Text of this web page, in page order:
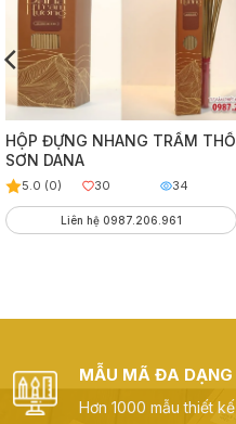
HỘP ĐỰNG NHANG TRẦM THỔ
SƠN DANA
5.0 (0) 30 34
Liên hệ 0987.206.961
MẪU MÃ ĐA DẠNG
Hơn 1000 mẫu thiết